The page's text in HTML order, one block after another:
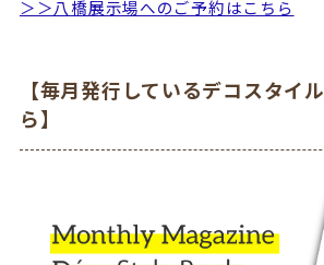
＞＞八橋展示場へのご予約はこちら
【毎月発行しているデコスタイ
ら】